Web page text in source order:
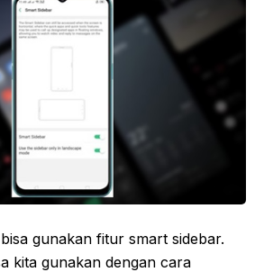
gunakan fitur smart sidebar.
kita gunakan dengan cara